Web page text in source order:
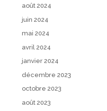
août 2024
juin 2024
mai 2024
avril 2024
janvier 2024
décembre 2023
octobre 2023
août 2023